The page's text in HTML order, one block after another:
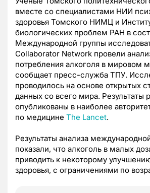
вместе со специалистами НИИ
здоровья Томского НИМЦ и
биологических проблем РАН в
Международной группы
Collaborator Network провели
потребления алкоголя в мировом
сообщает пресс-служба ТПУ.
проводилось на основе открытых
данных со всего мира. Результаты
опубликованы в наиболее
по медицине The Lancet.
Результаты анализа
показали, что алкоголь в малых
приводить к некоторому
здоровья, с ограничениями по